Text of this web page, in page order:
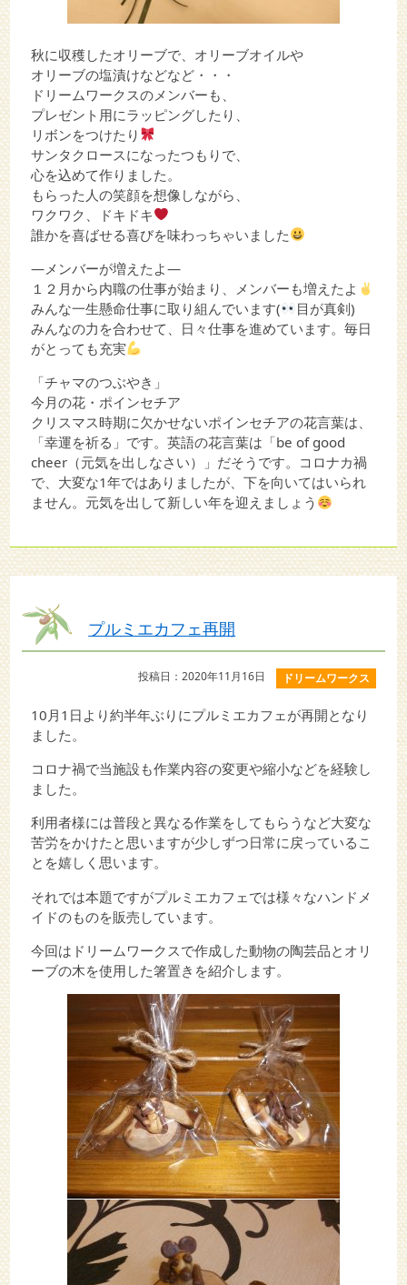
秋に収穫したオリーブで、オリーブオイルや
オリーブの塩漬けなどなど・・・
ドリームワークスのメンバーも、
プレゼント用にラッピングしたり、
リボンをつけたり
サンタクロースになったつもりで、
心を込めて作りました。
もらった人の笑顔を想像しながら、
ワクワク、ドキドキ
誰かを喜ばせる喜びを味わっちゃいました
―メンバーが増えたよ―
１２月から内職の仕事が始まり、メンバーも増えたよ
みんな一生懸命仕事に取り組んでいます(
目が真剣)
みんなの力を合わせて、日々仕事を進めています。毎日
がとっても充実
「チャマのつぶやき」
今月の花・ポインセチア
クリスマス時期に欠かせないポインセチアの花言葉は、
「幸運を祈る」です。英語の花言葉は「be of good
cheer（元気を出しなさい）」だそうです。コロナカ禍
で、大変な1年ではありましたが、下を向いてはいられ
ません。元気を出して新しい年を迎えましょう
プルミエカフェ再開
ドリームワークス
投稿日：2020年11月16日
10月1日より約半年ぶりにプルミエカフェが再開となり
ました。
コロナ禍で当施設も作業内容の変更や縮小などを経験し
ました。
利用者様には普段と異なる作業をしてもらうなど大変な
苦労をかけたと思いますが少しずつ日常に戻っているこ
とを嬉しく思います。
それでは本題ですがプルミエカフェでは様々なハンドメ
イドのものを販売しています。
今回はドリームワークスで作成した動物の陶芸品とオリ
ーブの木を使用した箸置きを紹介します。